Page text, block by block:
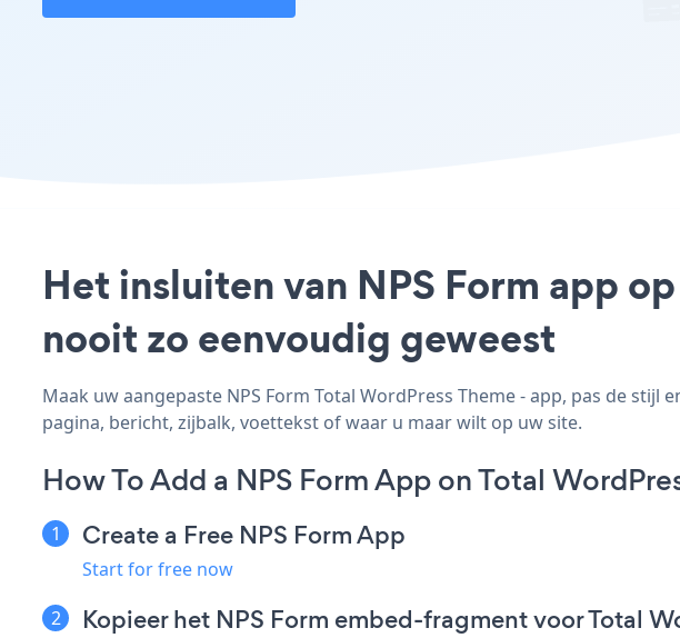
Het insluiten van NPS Form app
nooit zo eenvoudig geweest
Maak uw aangepaste NPS Form Total WordPress Theme - app, pas de
pagina, bericht, zijbalk, voettekst of waar u maar wilt op uw site.
How To Add a NPS Form App on Total
Create a Free NPS Form App
Start for free now
Kopieer het NPS Form embed-fragment voor Total